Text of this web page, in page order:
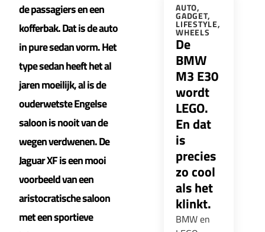
de passagiers en een
kofferbak. Dat is de auto
in pure sedan vorm. Het
type sedan heeft het al
jaren moeilijk, al is de
ouderwetste Engelse
saloon is nooit van de
wegen verdwenen. De
Jaguar XF is een mooi
voorbeeld van een
aristocratische saloon
met een sportieve
AUTO,
GADGET,
LIFESTYLE,
WHEELS
De
BMW
M3 E30
wordt
LEGO.
En dat
is
precies
zo cool
als het
klinkt.
BMW en